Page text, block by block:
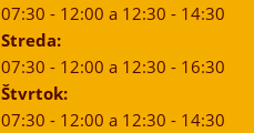
07:30 - 12:00 a 12:30 - 14:30
Streda:
07:30 - 12:00 a 12:30 - 16:30
Štvrtok:
07:30 - 12:00 a 12:30 - 14:30